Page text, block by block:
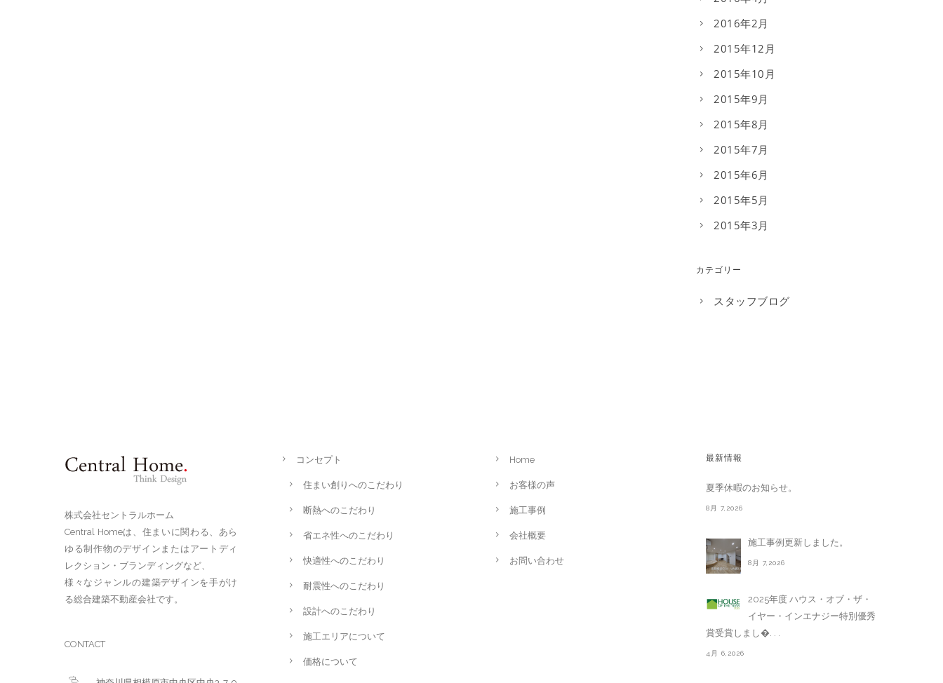
2016年2月
2015年12月
2015年10月
2015年9月
2015年8月
2015年7月
2015年6月
2015年5月
2015年3月
カテゴリー
スタッフブログ
株式会社セントラルホーム
Central Homeは、住まいに関わる、あら
ゆる制作物のデザインまたはアートディ
レクション・ブランディングなど、
様々なジャンルの建築デザインを手がけ
る総合建築不動産会社です。
CONTACT
コンセプト
住まい創りへのこだわり
断熱へのこだわり
省エネ性へのこだわり
快適性へのこだわり
耐震性へのこだわり
設計へのこだわり
施工エリアについて
価格について
Home
お客様の声
施工事例
会社概要
お問い合わせ
最新情報
夏季休暇のお知らせ。
8月 7,2026
施工事例更新しました。
8月 7,2026
2025年度 ハウス・オブ・ザ・
イヤー・インエナジー特別優秀
賞受賞しまし�. . .
4月 6,2026